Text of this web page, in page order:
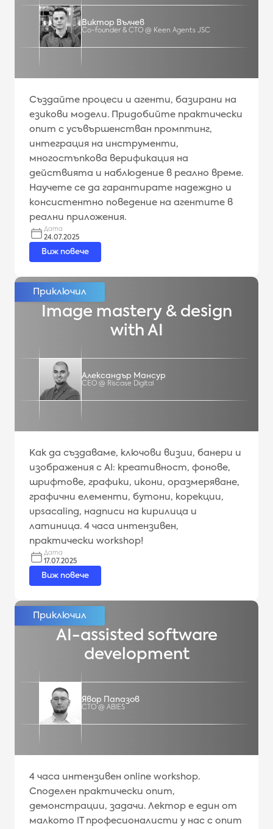
Виктор Вълчев
Co-founder & CTO @ Keen Agents JSC
Създайте процеси и агенти, базирани на
езикови модели. Придобийте практически
опит с усъвършенстван промптинг,
интеграция на инструменти,
многостъпкова верификация на
действията и наблюдение в реално време.
Научете се да гарантирате надеждно и
консистентно поведение на агентите в
реални приложения.
Дата
24.07.2025
Виж повече
Image mastery & design
with AI
Александър Мансур
CEO @ Riscase Digital
Как да създаваме, ключови визии, банери и
изображения с AI: креативност, фонове,
шрифтове, графики, икони, оразмеряване,
графични елементи, бутони, корекции,
upsacaling, надписи на кирилица и
латиница. 4 часa интензивен,
практически workshop!
Дата
17.07.2025
Виж повече
AI-assisted software
development
Явор Папазов
CTO @ ABIES
4 часa интензивен online workshop.
Споделен практически опит,
демонстрации, задачи. Лектор е един от
малкото IT професионалисти у нас с опит